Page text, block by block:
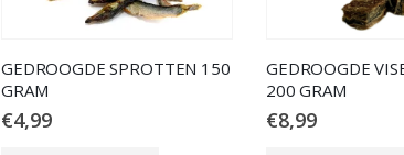
GEDROOGDE SPROTTEN 150
GRAM
€4,99
GEDROOGDE
200 GRAM
€8,99